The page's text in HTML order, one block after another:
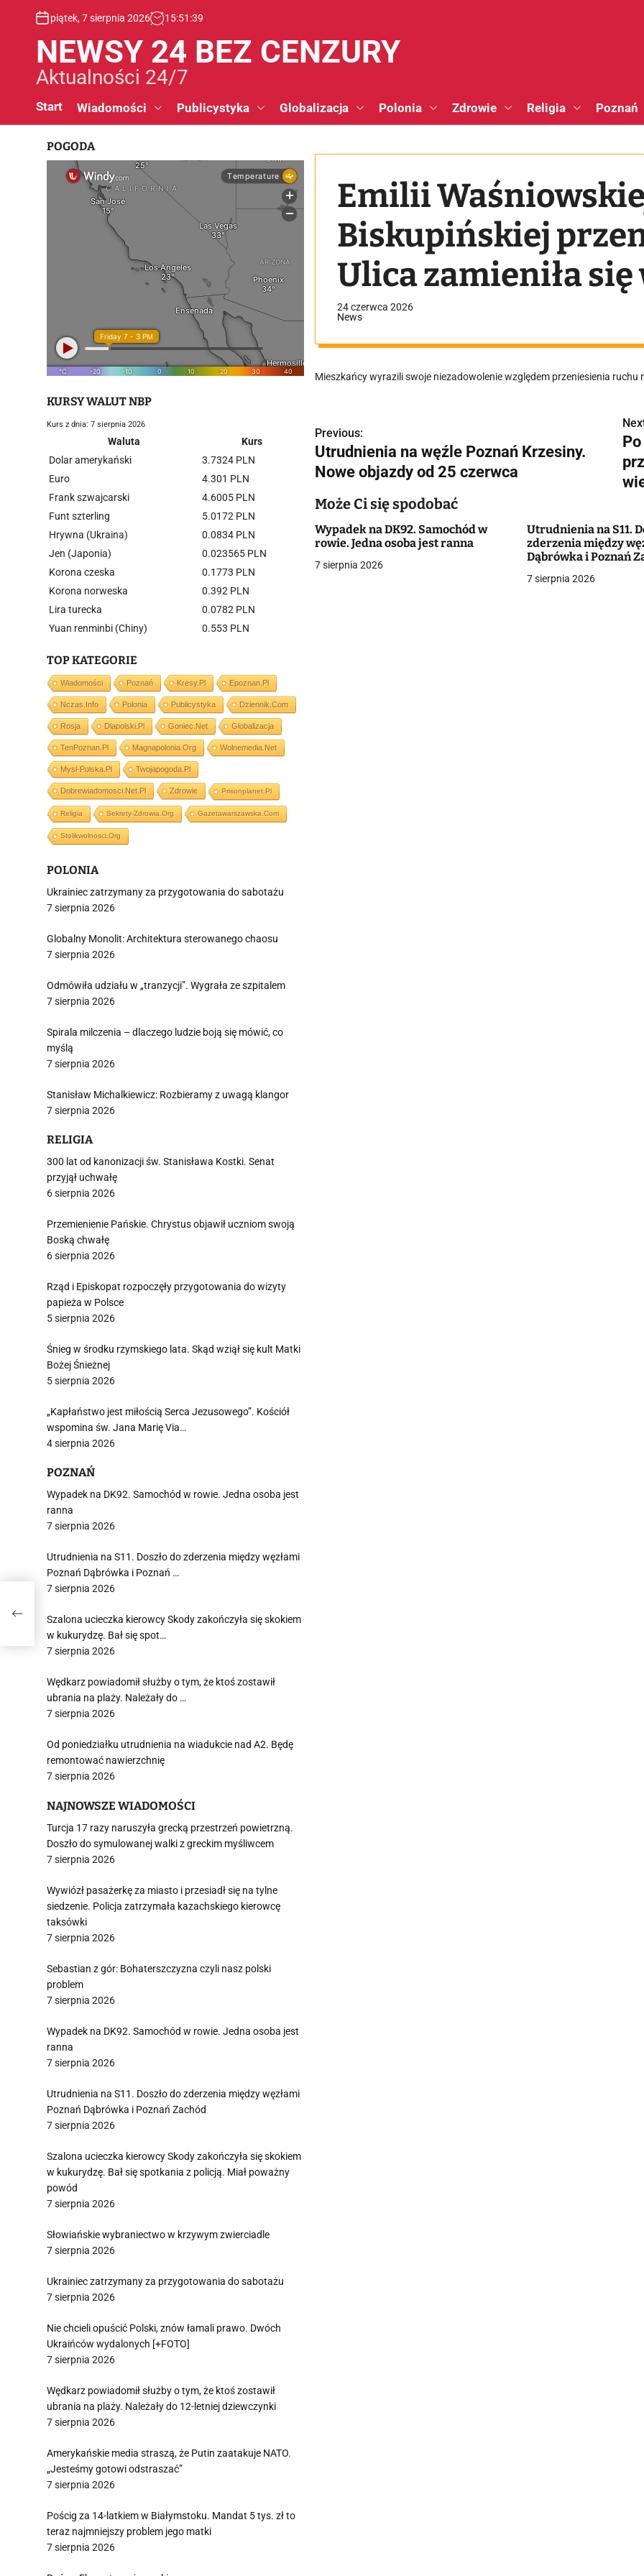
piątek, 7 sierpnia 2026 15:51 :40
NEWSY 24 BEZ CENZURY
Aktualności 24/7
Start Wiadomości Publicystyka Globalizacja Polonia Zdrowie Religia Poznań
Emilii
Biskupińskiej
Ulica zamieniła
24 czerwca 2026
News
Mieszkańcy wyrazili swoje niezadowolenie względem przeniesienia ruchu
N
a
w
i
g
a
Previous:
Utrudnienia na węźle Poznań Krzesiny.
Nowe objazdy od 25 czerwca
Może Ci się spodobać
Wypadek na DK92. Samochód w
rowie. Jedna osoba jest ranna
7 sierpnia 2026
Utrudnienia na S11.
zderzenia między
Dąbrówka i Poznań
7 sierpnia 2026
POGODA
KURSY WALUT NBP
Kurs z dnia: 7 sierpnia 2026
Waluta
Kurs
Dolar amerykański
3.7324 PLN
Euro
4.301 PLN
Frank szwajcarski
4.6005 PLN
Funt szterling
5.0172 PLN
Hrywna (Ukraina)
0.0834 PLN
Jen (Japonia)
0.023565 PLN
Korona czeska
0.1773 PLN
Korona norweska
0.392 PLN
Lira turecka
0.0782 PLN
Yuan renminbi (Chiny)
0.553 PLN
TOP KATEGORIE
Wiadomości Poznań Kresy.pl Epoznan.pl
Nczas.info Polonia Publicystyka Dziennik.com
Rosja Dlapolski.pl Goniec.net Globalizacja
TenPoznan.pl Magnapolonia.org Wolnemedia.net
Mysl-Polska.pl Twojapogoda.pl
Dobrewiadomosci.net.pl Zdrowie Prisonplanet.pl
Religia Sekrety-Zdrowia.org Gazetawarszawska.com
Stolikwolnosci.org
POLONIA
Ukrainiec zatrzymany za przygotowania do sabotażu
7 sierpnia 2026
Globalny Monolit: Architektura sterowanego chaosu
7 sierpnia 2026
Odmówiła udziału w „tranzycji”. Wygrała ze szpitalem
7 sierpnia 2026
Spirala milczenia – dlaczego ludzie boją się mówić, co
myślą
7 sierpnia 2026
Stanisław Michalkiewicz: Rozbieramy z uwagą klangor
7 sierpnia 2026
RELIGIA
300 lat od kanonizacji św. Stanisława Kostki. Senat
przyjął uchwałę
6 sierpnia 2026
Przemienienie Pańskie. Chrystus objawił uczniom swoją
Boską chwałę
6 sierpnia 2026
Rząd i Episkopat rozpoczęły przygotowania do wizyty
papieża w Polsce
5 sierpnia 2026
Śnieg w środku rzymskiego lata. Skąd wziął się kult Matki
Bożej Śnieżnej
5 sierpnia 2026
„Kapłaństwo jest miłością Serca Jezusowego”. Kościół
wspomina św. Jana Marię Via…
4 sierpnia 2026
POZNAŃ
Wypadek na DK92. Samochód w rowie. Jedna osoba jest
ranna
7 sierpnia 2026
Utrudnienia na S11. Doszło do zderzenia między węzłami
Poznań Dąbrówka i Poznań …
7 sierpnia 2026
Szalona ucieczka kierowcy Skody zakończyła się skokiem
w kukurydzę. Bał się spot…
7 sierpnia 2026
Wędkarz powiadomił służby o tym, że ktoś zostawił
ubrania na plaży. Należały do …
7 sierpnia 2026
Od poniedziałku utrudnienia na wiadukcie nad A2. Będę
remontować nawierzchnię
7 sierpnia 2026
NAJNOWSZE WIADOMOŚCI
Turcja 17 razy naruszyła grecką przestrzeń powietrzną.
Doszło do symulowanej walki z greckim myśliwcem
7 sierpnia 2026
Wywiózł pasażerkę za miasto i przesiadł się na tylne
siedzenie. Policja zatrzymała kazachskiego kierowcę
taksówki
7 sierpnia 2026
Sebastian z gór: Bohaterszczyzna czyli nasz polski
problem
7 sierpnia 2026
Wypadek na DK92. Samochód w rowie. Jedna osoba jest
ranna
7 sierpnia 2026
Utrudnienia na S11. Doszło do zderzenia między węzłami
Poznań Dąbrówka i Poznań Zachód
7 sierpnia 2026
Szalona ucieczka kierowcy Skody zakończyła się skokiem
w kukurydzę. Bał się spotkania z policją. Miał poważny
powód
7 sierpnia 2026
Słowiańskie wybraniectwo w krzywym zwierciadle
7 sierpnia 2026
Ukrainiec zatrzymany za przygotowania do sabotażu
7 sierpnia 2026
Nie chcieli opuścić Polski, znów łamali prawo. Dwóch
Ukraińców wydalonych [+FOTO]
7 sierpnia 2026
Wędkarz powiadomił służby o tym, że ktoś zostawił
ubrania na plaży. Należały do 12-letniej dziewczynki
7 sierpnia 2026
Amerykańskie media straszą, że Putin zaatakuje NATO.
„Jesteśmy gotowi odstraszać”
7 sierpnia 2026
Pościg za 14-latkiem w Białymstoku. Mandat 5 tys. zł to
teraz najmniejszy problem jego matki
7 sierpnia 2026